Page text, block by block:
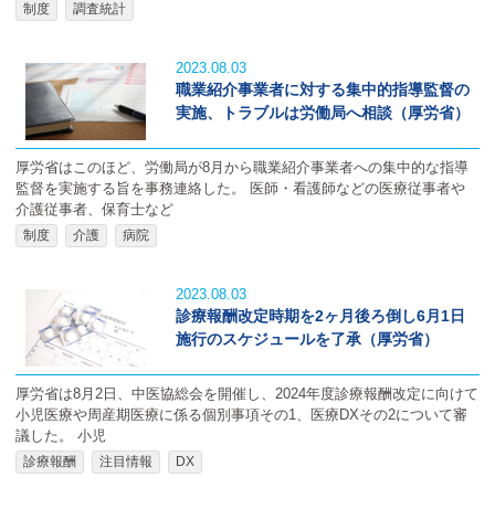
制度 調査統計
2023.08.03
職業紹介事業者に対する集中的指導監督の
実施、トラブルは労働局へ相談（厚労省）
厚労省はこのほど、労働局が8月から職業紹介事業者への集中的な指導
監督を実施する旨を事務連絡した。 医師・看護師などの医療従事者や
介護従事者、保育士など
制度 介護 病院
2023.08.03
診療報酬改定時期を2ヶ月後ろ倒し6月1日
施行のスケジュールを了承（厚労省）
厚労省は8月2日、中医協総会を開催し、2024年度診療報酬改定に向けて
小児医療や周産期医療に係る個別事項その1、医療DXその2について審
議した。 小児
診療報酬 注目情報 DX